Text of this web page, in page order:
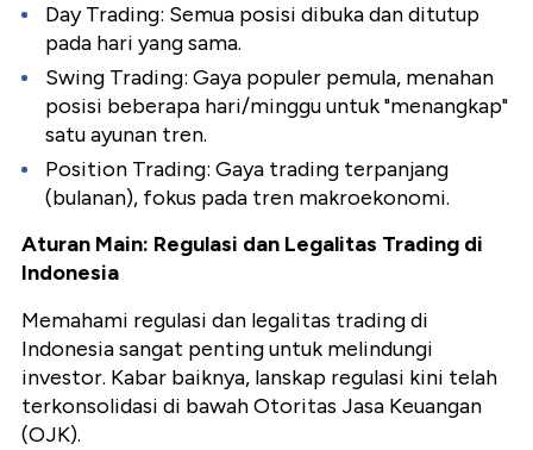
Day Trading: Semua posisi dibuka dan ditutup
pada hari yang sama.
Swing Trading: Gaya populer pemula, menahan
posisi beberapa hari/minggu untuk "menangkap"
satu ayunan tren.
Position Trading: Gaya trading terpanjang
(bulanan), fokus pada tren makroekonomi.
Aturan Main: Regulasi dan Legalitas Trading di
Indonesia
Memahami regulasi dan legalitas trading di
Indonesia sangat penting untuk melindungi
investor. Kabar baiknya, lanskap regulasi kini telah
terkonsolidasi di bawah Otoritas Jasa Keuangan
(OJK).